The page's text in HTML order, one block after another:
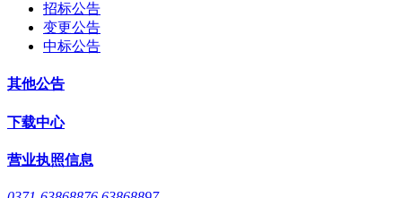
招标公告
变更公告
中标公告
其他公告
下载中心
营业执照信息